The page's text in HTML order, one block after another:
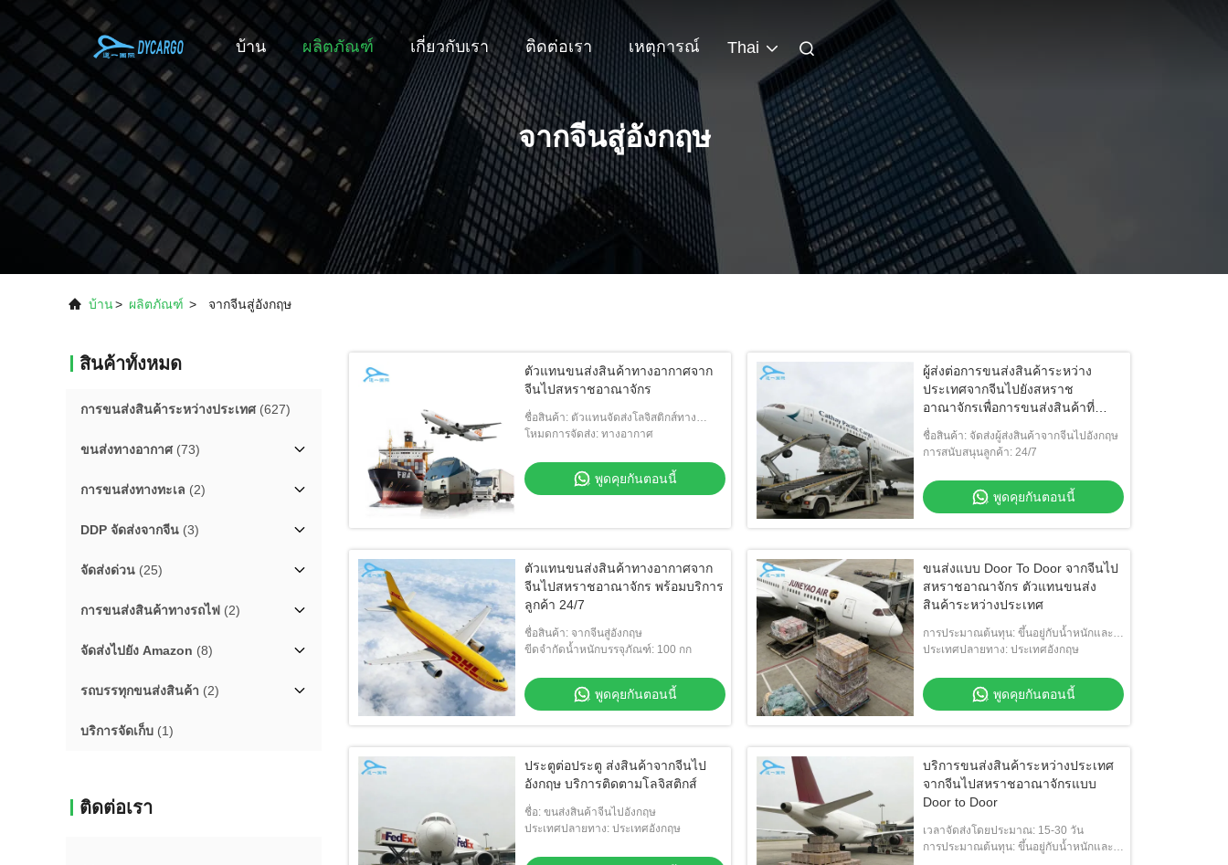
บ้าน ผลิตภัณฑ์ เกี่ยวกับเรา ติดต่อเรา เหตุการณ์ Thai
จากจีนสู่อังกฤษ
บ้าน> ผลิตภัณฑ์ > จากจีนสู่อังกฤษ
สินค้าทั้งหมด
การขนส่งสินค้าระหว่างประเทศ(627)
ขนส่งทางอากาศ(73)
การขนส่งทางทะเล (2)
DDP จัดส่งจากจีน (3)
จัดส่งด่วน (25)
การขนส่งสินค้าทางรถไฟ (2)
จัดส่งไปยัง Amazon (8)
รถบรรทุกขนส่งสินค้า (2)
บริการจัดเก็บ (1)
ติดต่อเรา
ตัวแทนขนส่งสินค้าทางอากาศจาก
จีนไปสหราชอาณาจักร
ชื่อสินค้า: ตัวแทนจัดส่งโลจิสติกส์ทาง
อากาศจากจีนสู่อังกฤษ
โหมดการจัดส่ง: ทางอากาศ
พูดคุยกันตอนนี้
ผู้ส่งต่อการขนส่งสินค้าระหว่าง
ประเทศจากจีนไปยังสหราช
อาณาจักรเพื่อการขนส่งสินค้าที่
คล่องตัว
ชื่อสินค้า: จัดส่งผู้ส่งสินค้าจากจีนไปอังกฤษ
การสนับสนุนลูกค้า: 24/7
พูดคุยกันตอนนี้
ตัวแทนขนส่งสินค้าทางอากาศจาก
จีนไปสหราชอาณาจักร พร้อมบริการ
ลูกค้า 24/7
ชื่อสินค้า: จากจีนสู่อังกฤษ
ขีดจำกัดน้ำหนักบรรจุภัณฑ์: 100 กก
พูดคุยกันตอนนี้
ขนส่งแบบ Door To Door จากจีนไป
สหราชอาณาจักร ตัวแทนขนส่ง
สินค้าระหว่างประเทศ
การประมาณต้นทุน: ขึ้นอยู่กับน้ำหนักและ
ปริมาณ
ประเทศปลายทาง: ประเทศอังกฤษ
พูดคุยกันตอนนี้
ประตูต่อประตู ส่งสินค้าจากจีนไป
อังกฤษ บริการติดตามโลจิสติกส์
ชื่อ: ขนส่งสินค้าจีนไปอังกฤษ
ประเทศปลายทาง: ประเทศอังกฤษ
บริการขนส่งสินค้าระหว่างประเทศ
จากจีนไปสหราชอาณาจักรแบบ
Door to Door
เวลาจัดส่งโดยประมาณ: 15-30 วัน
การประมาณต้นทุน: ขึ้นอยู่กับน้ำหนักและ